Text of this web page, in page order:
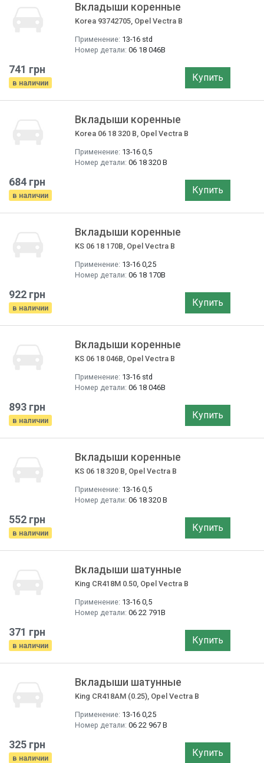
Вкладыши коренные
Korea 93742705, Opel Vectra B
Применение: 13-16 std
Номер детали: 06 18 046B
741 грн
в наличии Купить
Вкладыши коренные
Korea 06 18 320 B, Opel Vectra B
Применение: 13-16 0,5
Номер детали: 06 18 320 B
684 грн
в наличии Купить
Вкладыши коренные
KS 06 18 170B, Opel Vectra B
Применение: 13-16 0,25
Номер детали: 06 18 170B
922 грн
в наличии Купить
Вкладыши коренные
KS 06 18 046B, Opel Vectra B
Применение: 13-16 std
Номер детали: 06 18 046B
893 грн
в наличии Купить
Вкладыши коренные
KS 06 18 320 B, Opel Vectra B
Применение: 13-16 0,5
Номер детали: 06 18 320 B
552 грн
в наличии Купить
Вкладыши шатунные
King CR418M 0.50, Opel Vectra B
Применение: 13-16 0,5
Номер детали: 06 22 791B
371 грн
в наличии Купить
Вкладыши шатунные
King CR418AM (0.25), Opel Vectra B
Применение: 13-16 0,25
Номер детали: 06 22 967 B
325 грн
в наличии Купить